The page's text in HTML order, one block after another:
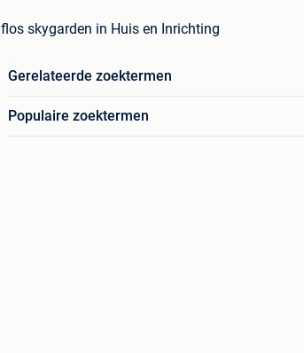
flos skygarden in Huis en Inrichting
Gerelateerde zoektermen
Populaire zoektermen